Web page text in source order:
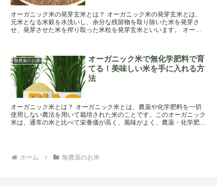
オーガニック米の発芽玄米とは？ オーガニック米の発芽玄米とは、
元米となる米穀を水洗いし、余分な残留物を取り除いた米を発芽さ
せ、発芽させた米を搾り取った米粒を発芽玄米といいます。 オーガ
無農薬のお米
オーガニック米で無化学肥料で育
てる！美味しい米を手に入れる方
法
オーガニック米とは？ オーガニック米とは、農薬や化学肥料を一切
使用しない農法を用いて栽培された米のことです。このオーガニック
米は、通常の米と比べて栄養価が高く、風味がよく、農薬・化学肥料
ホーム 無農薬のお米